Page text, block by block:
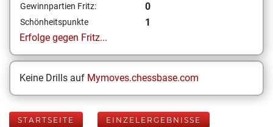
Gewinnpartien Fritz: 0
Schönheitspunkte
1
Erfolge gegen Fritz...
Keine Drills auf Mymoves.chessbase.com
STARTSEITE EINZELERGEBNISSE